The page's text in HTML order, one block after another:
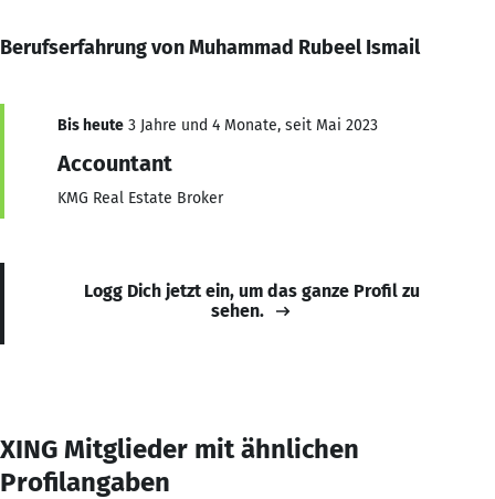
Berufserfahrung von Muhammad Rubeel Ismail
Bis heute 3 Jahre und 4 Monate, seit Mai 2023
Accountant
KMG Real Estate Broker
Logg Dich jetzt ein, um das ganze Profil zu
sehen.
XING Mitglieder mit ähnlichen
Profilangaben